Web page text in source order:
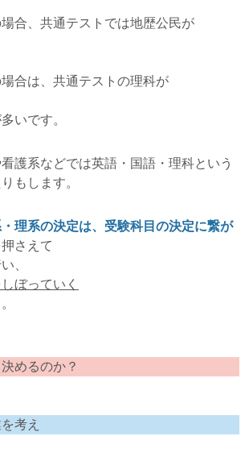
合、共通テストでは地歴公民が
合は、共通テストの理科が
いです。
護系などでは英語・国語・理科という
もします。
理系の決定は、受験科目の決定に繋が
さえて
、
ぼっていく
めるのか？
考え